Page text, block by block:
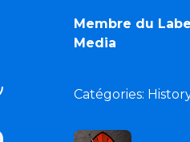
Membre du
Media
Catégories: